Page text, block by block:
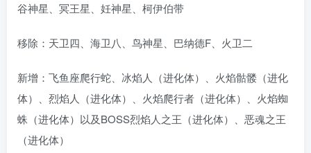
谷神星、冥王星、妊神星、柯伊伯带
移除：天卫四、海卫八、鸟神星、巴纳德F、火卫二
新增：飞鱼座爬行蛇、冰焰人（进化体）、火焰骷髅（进化
体）、烈焰人（进化体）、火焰爬行者（进化体）、火焰蜘
蛛（进化体）以及BOSS烈焰人之王（进化体）、恶魂之王
（进化体）